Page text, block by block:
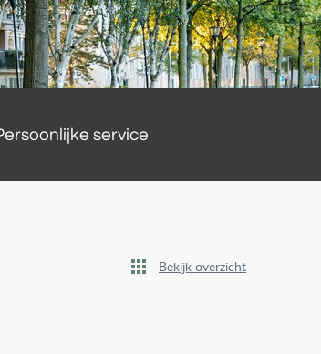
service
Bekijk overzicht